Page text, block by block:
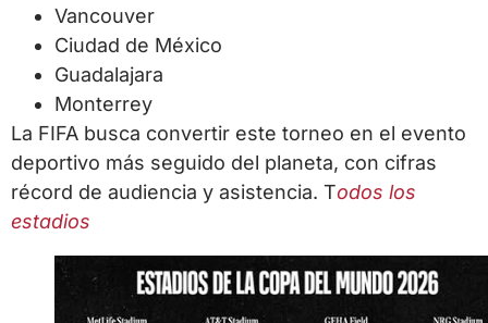
Vancouver
Ciudad de México
Guadalajara
Monterrey
La FIFA busca convertir este torneo en el evento
deportivo más seguido del planeta, con cifras
récord de audiencia y asistencia. Todos los
estadios